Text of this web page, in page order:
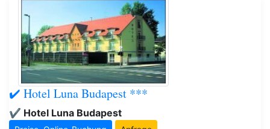
✔️ Hotel Luna Budapest ***
✔️ Hotel Luna Budapest